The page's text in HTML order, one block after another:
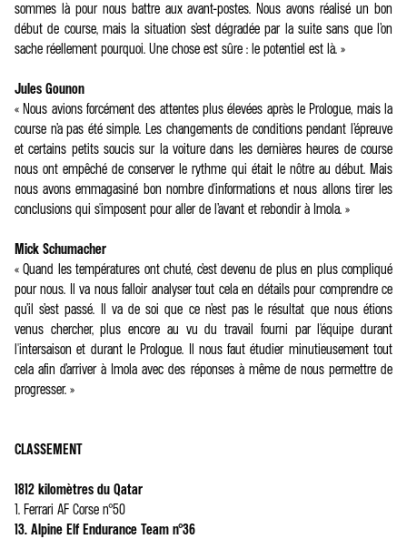
sommes là pour nous battre aux avant-postes. Nous avons réalisé un bon
début de course, mais la situation s’est dégradée par la suite sans que l’on
sache réellement pourquoi. Une chose est sûre : le potentiel est là. »
Jules Gounon
« Nous avions forcément des attentes plus élevées après le Prologue, mais la
course n’a pas été simple. Les changements de conditions pendant l’épreuve
et certains petits soucis sur la voiture dans les dernières heures de course
nous ont empêché de conserver le rythme qui était le nôtre au début. Mais
nous avons emmagasiné bon nombre d'informations et nous allons tirer les
conclusions qui s'imposent pour aller de l’avant et rebondir à Imola. »
Mick Schumacher
« Quand les températures ont chuté, c’est devenu de plus en plus compliqué
pour nous. Il va nous falloir analyser tout cela en détails pour comprendre ce
qu’il s’est passé. Il va de soi que ce n’est pas le résultat que nous étions
venus chercher, plus encore au vu du travail fourni par l'équipe durant
l'intersaison et durant le Prologue. Il nous faut étudier minutieusement tout
cela afin d’arriver à Imola avec des réponses à même de nous permettre de
progresser. »
CLASSEMENT
1812 kilomètres du Qatar
1. Ferrari AF Corse n°50
13. Alpine Elf Endurance Team n°36